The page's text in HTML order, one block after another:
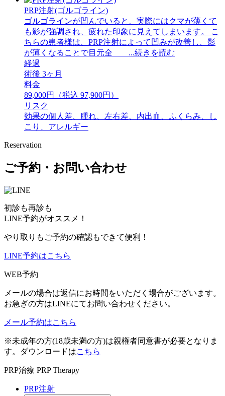
PRP注射(ゴルゴライン)
ゴルゴラインが凹んでいると、実際にはクマが薄くて
も影が強調され、疲れた印象に見えてしまいます。 ⁡こ
ちらの患者様は、PRP注射によって凹みが改善し、影
が薄くなることで目元全 ...続きを読む
経過
術後 3ヶ月
料金
89,000円（税込 97,900円）
リスク
効果の個人差、腫れ、左右差、内出血、ふくらみ、し
こり、アレルギー
Reservation
ご予約・お問い合わせ
初診も再診も
LINE予約がオススメ！
やり取りもご予約の確認もできて便利！
LINE予約はこちら
WEB予約
メールの場合は返信にお時間をいただく場合がございます。
お急ぎの方はLINEにてお問い合わせください。
メール予約はこちら
※未成年の方(18歳未満の方)は親権者同意書が必要となりま
す。ダウンロードはこちら
PRP治療 PRP Therapy
PRP注射